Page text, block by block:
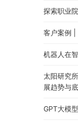
探索职业
客户案例 |
机器人在
太阳研究
展趋势与
GPT大模